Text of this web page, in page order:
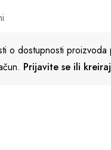
o dostupnosti proizvoda
Prijavite se ili